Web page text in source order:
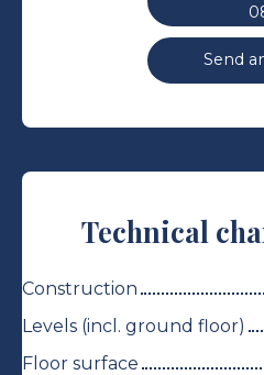
Send
Technical
Construction
Levels (incl. ground floor)
Floor surface